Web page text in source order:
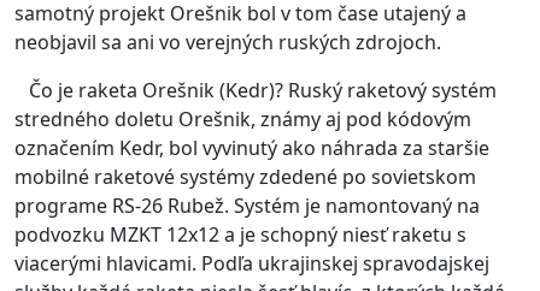
samotný projekt Orešnik bol v tom čase utajený a
neobjavil sa ani vo verejných ruských zdrojoch.
Čo je raketa Orešnik (Kedr)? Ruský raketový systém
stredného doletu Orešnik, známy aj pod kódovým
označením Kedr, bol vyvinutý ako náhrada za staršie
mobilné raketové systémy zdedené po sovietskom
programe RS-26 Rubež. Systém je namontovaný na
podvozku MZKT 12x12 a je schopný niesť raketu s
viacerými hlavicami. Podľa ukrajinskej spravodajskej